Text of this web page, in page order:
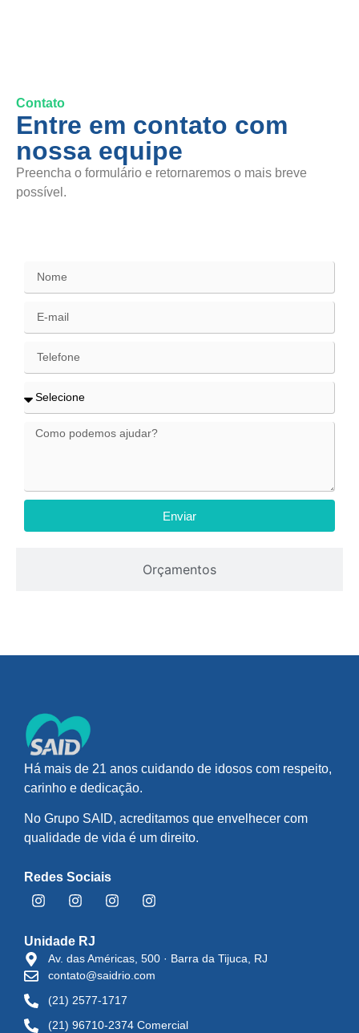
Contato
Entre em contato com
nossa equipe
Preencha o formulário e retornaremos o mais breve
possível.
Orçamentos
Enviar
Há mais de 21 anos cuidando de idosos com respeito,
carinho e dedicação.
No Grupo SAID, acreditamos que envelhecer com
qualidade de vida é um direito.
Redes Sociais
Unidade RJ
Av. das Américas, 500 · Barra da Tijuca, RJ
contato@saidrio.com
(21) 2577-1717
(21) 96710-2374 Comercial